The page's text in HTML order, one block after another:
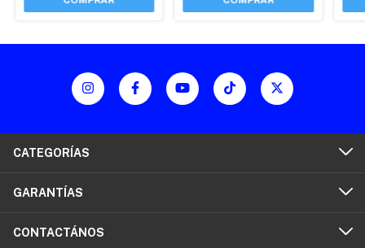
CATEGORÍAS
GARANTÍAS
CONTACTÁNOS